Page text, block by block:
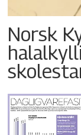
Norsk